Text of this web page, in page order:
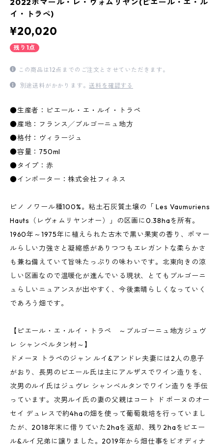
2022ポマール・レ・ヴォムリヤン(ピエール・エ・ル
イ・トラペ)
¥20,020
残り1点
この商品は12点までのご注文とさせていただきます。
別途送料がかかります。送料を確認する
●生産者：ピエール・エ・ルイ・トラペ
●産地：フランス╱ブルゴーニュ地方
●格付：ヴィラージュ
●容量：750ml
●タイプ：赤
●インポーター：株式会社フィネス
ピノ ノワール種100%。粘土石灰質土壌の「 Les Vaumuriens
Hauts（レヴォムリヤンオー）」の区画に0.38haを所有。
1960年～1975年に植えられた古木で黒い果実の香り、ポマー
ルらしい力強さと凝縮感がありつつもエレガントな柔らかさ
も兼ね備えていて旨味たっぷりの味わいです。北東向きの涼
しい区画なので温暖化が進んでいる現状、とてもブルゴーニ
ュらしいニュアンスが出やすく、今後素晴らしくなっていく
であろう畑です。
【ピエール・エ・ルイ・トラペ ～ブルゴーニュ地方ジュヴ
レ シャンベルタン村～】
ドメーヌ トラペのジャン ルイ&アンドレ夫妻には2人の息子
がおり、長男のピエール氏は主にアルザスでワイン造りを、
次男のルイ氏はジュヴレ シャンベルタンでワイン造りを手伝
っています。次男ルイ氏の妻の父親はコート ド ボーヌのオー
セイ デュレスで約4haの畑を使って葡萄栽培を行っていまし
たが、2018年末に借りていた2haを返却、残り2haをピエー
ル&ルイ兄弟に譲りました。2019年から畑仕事をビオディナ